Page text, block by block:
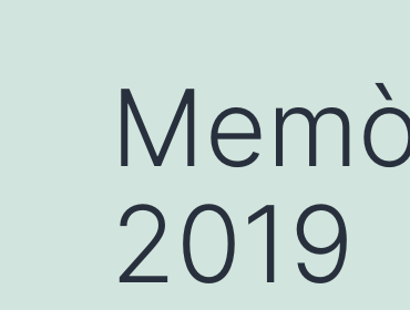
2019